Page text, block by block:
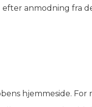
anmodning fra
hjemmeside. For